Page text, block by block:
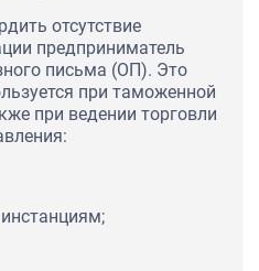
отсутствие
предприниматель
письма (ОП). Это
при таможенной
при ведении торговли